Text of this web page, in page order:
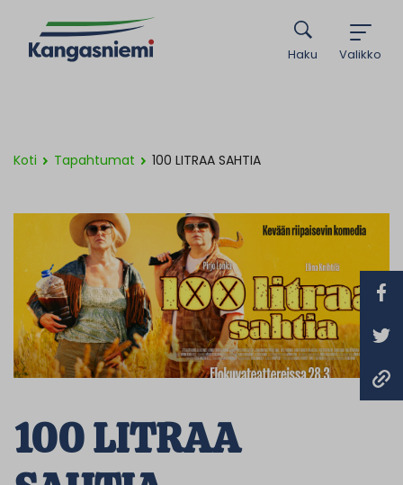
Valikko
Haku
Koti Tapahtumat 100 LITRAA SAHTIA
100 LITRAA